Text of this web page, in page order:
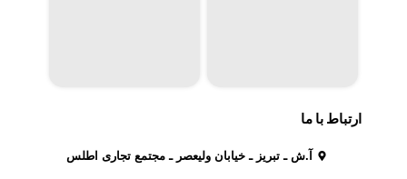
ارتباط با ما
آ.ش ـ تبریز ـ خیابان ولیعصر ـ مجتمع تجاری اطلس